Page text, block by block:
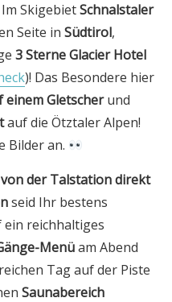
Im SkigebietSchnalstaler
Seite in Südtirol,
3 Sterne Glacier Hotel
)! Das Besondere hier
einem Gletscherund
auf die Ötztaler Alpen!
Bilder an.
der Talstation direkt
seid Ihr bestens
reichhaltiges
Menüam Abend
Tag auf der Piste
Saunabereich